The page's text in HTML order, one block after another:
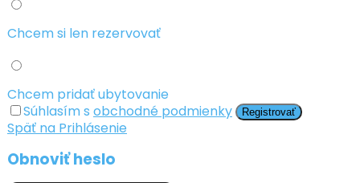
Chcem si len rezervovať
Chcem pridať ubytovanie
Súhlasím s obchodné podmienky Registrovať
Späť na Prihlásenie
Obnoviť heslo